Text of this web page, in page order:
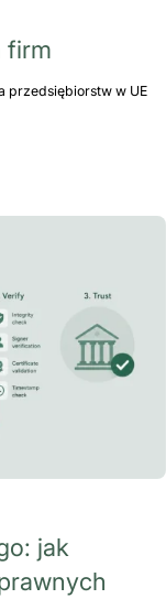
firm
przedsiębiorstw w UE
jak